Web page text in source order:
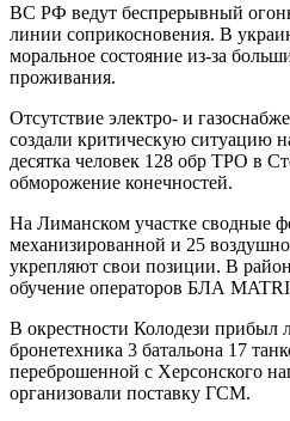
ВС РФ ведут беспрерывный
линии соприкосновения. В
моральное состояние из-за
проживания.
Отсутствие электро- и
создали критическую ситуацию
десятка человек 128 обр ТРО в
обморожение конечностей.
На Лиманском участке сводные
механизированной и 25
укрепляют свои позиции. В
обучение операторов БЛА
В окрестности Колодези прибыл
бронетехника 3 батальона 17
переброшенной с Херсонского
организовали поставку ГСМ.